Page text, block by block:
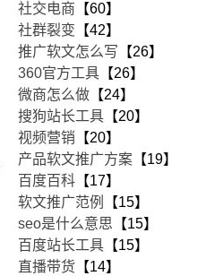
社交电商 【60】
社群裂变 【42】
推广软文怎么写 【26】
360官方工具 【26】
微商怎么做 【24】
搜狗站长工具 【20】
视频营销 【20】
产品软文推广方案 【19】
百度百科 【17】
软文推广范例
【15】
seo是什么意思 【15】
百度站长工具 【15】
直播带货 【14】